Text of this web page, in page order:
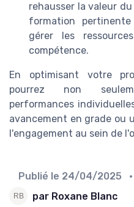
rehausser la valeur
formation
gérer les
compétence.
En optimisant votre
pourrez non
performances
avancement en grade ou
l'engagement au sein de
Publié le 24/04/2025
par Roxane Blanc